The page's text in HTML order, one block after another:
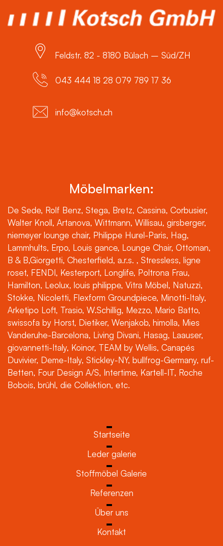
Feldstr. 82 - 8180 Bülach – Süd/ZH
043 444 18 28 079 789 17 36
info@kotsch.ch
Möbelmarken:
De Sede, Rolf Benz, Stega, Bretz, Cassina, Corbusier,
Walter Knoll, Artanova, Wittmann, Willisau, girsberger,
niemeyer lounge chair, Philippe Hurel-Paris, Hag,
Lammhults, Erpo, Louis gance, Lounge Chair, Ottoman,
B & B,Giorgetti, Chesterfield, a.r.s. , Stressless, ligne
roset, FENDI, Kesterport, Longlife, Poltrona Frau,
Hamilton, Leolux, louis philippe, Vitra Möbel, Natuzzi,
Stokke, Nicoletti, Flexform Groundpiece, Minotti-Italy,
Arketipo Loft, Trasio, W.Schillig, Mezzo, Mario Batto,
swissofa by Horst, Dietiker, Wenjakob, himolla, Mies
Vanderuhe-Barcelona, Living Divani, Hasag, Laauser,
giovannetti-Italy, Koinor, TEAM by Wellis, Canapés
Duvivier, Deme-Italy, Stickley-NY, bullfrog-Germany, ruf-
Betten, Four Design A/S, Intertime, Kartell-IT, Roche
Bobois, brühl, die Collektion, etc.
Startseite
Leder galerie
Stoffmöbel Galerie
Referenzen
Über uns
Kontakt